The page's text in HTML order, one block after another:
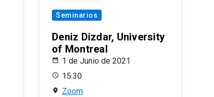
Seminarios
Deniz Dizdar, University
of Montreal
1 de Junio de 2021
15:30
Zoom